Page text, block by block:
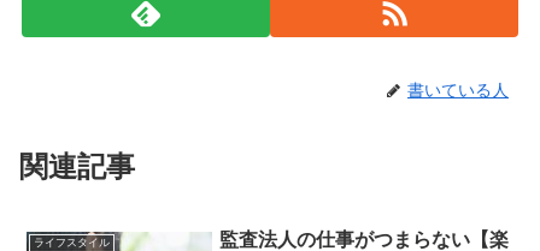
書いている人
関連記事
ライフスタイル
監査法人の仕事がつまらない【楽